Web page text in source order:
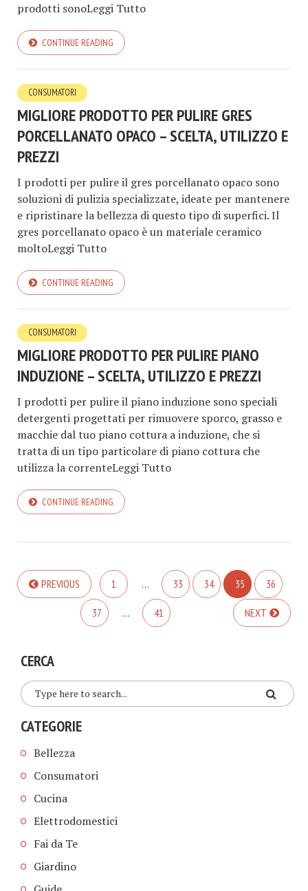
prodotti sonoLeggi Tutto
CONTINUE READING
CONSUMATORI
MIGLIORE PRODOTTO PER PULIRE GRES
PORCELLANATO OPACO – SCELTA, UTILIZZO E
PREZZI
I prodotti per pulire il gres porcellanato opaco sono
soluzioni di pulizia specializzate, ideate per mantenere
e ripristinare la bellezza di questo tipo di superfici. Il
gres porcellanato opaco è un materiale ceramico
moltoLeggi Tutto
CONTINUE READING
CONSUMATORI
MIGLIORE PRODOTTO PER PULIRE PIANO
INDUZIONE – SCELTA, UTILIZZO E PREZZI
I prodotti per pulire il piano induzione sono speciali
detergenti progettati per rimuovere sporco, grasso e
macchie dal tuo piano cottura a induzione, che si
tratta di un tipo particolare di piano cottura che
utilizza la correnteLeggi Tutto
CONTINUE READING
PREVIOUS 1 … 33 34 35 36
37 … 41 NEXT
CERCA
CATEGORIE
Bellezza
Consumatori
Cucina
Elettrodomestici
Fai da Te
Giardino